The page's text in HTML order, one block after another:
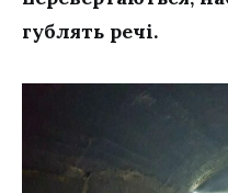
гублять речі.